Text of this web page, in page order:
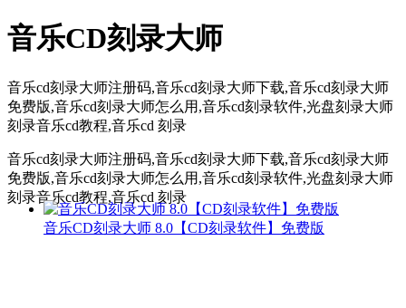
音乐CD刻录大师
音乐cd刻录大师注册码,音乐cd刻录大师下载,音乐cd刻录大师
免费版,音乐cd刻录大师怎么用,音乐cd刻录软件,光盘刻录大师
刻录音乐cd教程,音乐cd 刻录
音乐cd刻录大师注册码,音乐cd刻录大师下载,音乐cd刻录大师
免费版,音乐cd刻录大师怎么用,音乐cd刻录软件,光盘刻录大师
刻录音乐cd教程,音乐cd 刻录
音乐CD刻录大师 8.0【CD刻录软件】免费版